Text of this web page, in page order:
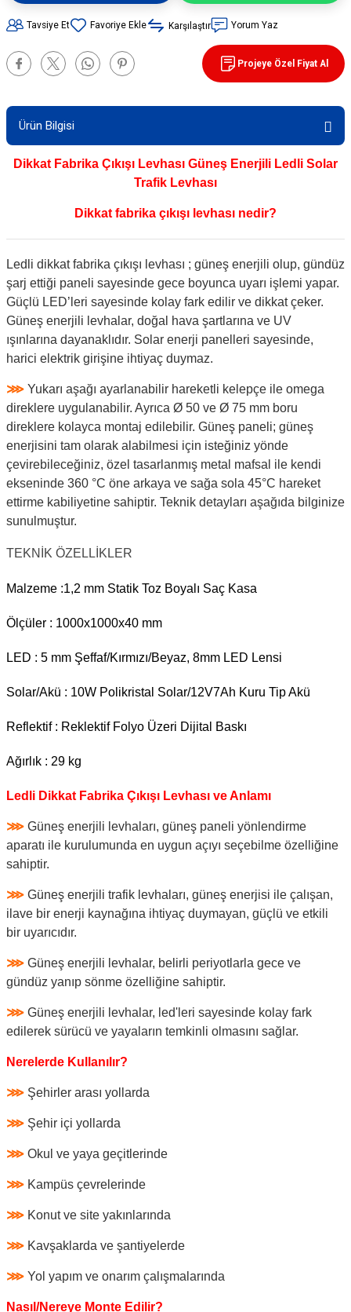
Otopark Projelendirme
Tavsiye Et Karşılaştır Yorum Yaz
Projeye Özel Fiyat Al
Ürün Bilgisi
Dikkat Fabrika Çıkışı Levhası Güneş Enerjili Ledli Solar
Trafik Levhası
Dikkat fabrika çıkışı levhası nedir?
Ledli dikkat fabrika çıkışı levhası ; güneş enerjili olup, gündüz
şarj ettiği paneli sayesinde gece boyunca uyarı işlemi yapar.
Güçlü LED’leri sayesinde kolay fark edilir ve dikkat çeker.
Güneş enerjili levhalar, doğal hava şartlarına ve UV
ışınlarına dayanaklıdır. Solar enerji panelleri sayesinde,
harici elektrik girişine ihtiyaç duymaz.
⋙ Yukarı aşağı ayarlanabilir hareketli kelepçe ile omega
direklere uygulanabilir. Ayrıca Ø 50 ve Ø 75 mm boru
direklere kolayca montaj edilebilir. Güneş paneli; güneş
enerjisini tam olarak alabilmesi için isteğiniz yönde
çevirebileceğiniz, özel tasarlanmış metal mafsal ile kendi
ekseninde 360 °C öne arkaya ve sağa sola 45°C hareket
ettirme kabiliyetine sahiptir. Teknik detayları aşağıda bilginize
sunulmuştur.
TEKNİK ÖZELLİKLER
Malzeme :1,2 mm Statik Toz Boyalı Saç Kasa
Ölçüler : 1000x1000x40 mm
LED : 5 mm Şeffaf/Kırmızı/Beyaz, 8mm LED Lensi
Solar/Akü : 10W Polikristal Solar/12V7Ah Kuru Tip Akü
Reflektif : Reklektif Folyo Üzeri Dijital Baskı
Ağırlık : 29 kg
Ledli Dikkat Fabrika Çıkışı Levhası ve Anlamı
⋙ Güneş enerjili levhaları, güneş paneli yönlendirme
aparatı ile kurulumunda en uygun açıyı seçebilme özelliğine
sahiptir.
⋙ Güneş enerjili trafik levhaları, güneş enerjisi ile çalışan,
ilave bir enerji kaynağına ihtiyaç duymayan, güçlü ve etkili
bir uyarıcıdır.
⋙ Güneş enerjili levhalar, belirli periyotlarla gece ve
gündüz yanıp sönme özelliğine sahiptir.
⋙ Güneş enerjili levhalar, led'leri sayesinde kolay fark
edilerek sürücü ve yayaların temkinli olmasını sağlar.
Nerelerde Kullanılır?
⋙ Şehirler arası yollarda
⋙ Şehir içi yollarda
⋙ Okul ve yaya geçitlerinde
⋙ Kampüs çevrelerinde
⋙ Konut ve site yakınlarında
⋙ Kavşaklarda ve şantiyelerde
⋙ Yol yapım ve onarım çalışmalarında
Nasıl/Nereye Monte Edilir?